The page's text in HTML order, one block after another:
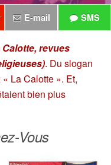
E-mail SMS
revues
. Du slogan
La Calotte ». Et,
bien plus
Vous